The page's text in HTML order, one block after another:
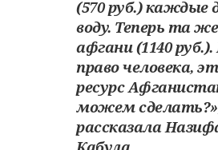
(570 руб.) каждые
воду. Теперь та
афгани (1140
право человека,
ресурс
можем
рассказала